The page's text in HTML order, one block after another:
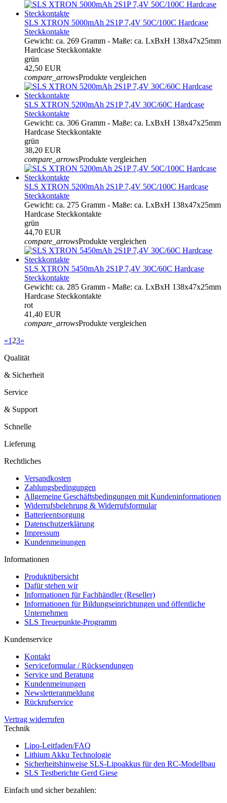
SLS XTRON 5000mAh 2S1P 7,4V 50C/100C Hardcase
Steckkontakte
Gewicht: ca. 269 Gramm - Maße: ca. LxBxH 138x47x25mm
Hardcase Steckkontakte
grün
42,50 EUR
compare_arrowsProdukte vergleichen
SLS XTRON 5200mAh 2S1P 7,4V 30C/60C Hardcase
Steckkontakte
Gewicht: ca. 306 Gramm - Maße: ca. LxBxH 138x47x25mm
Hardcase Steckkontakte
grün
38,20 EUR
compare_arrowsProdukte vergleichen
SLS XTRON 5200mAh 2S1P 7,4V 50C/100C Hardcase
Steckkontakte
Gewicht: ca. 275 Gramm - Maße: ca. LxBxH 138x47x25mm
Hardcase Steckkontakte
grün
44,70 EUR
compare_arrowsProdukte vergleichen
SLS XTRON 5450mAh 2S1P 7,4V 30C/60C Hardcase
Steckkontakte
Gewicht: ca. 285 Gramm - Maße: ca. LxBxH 138x47x25mm
Hardcase Steckkontakte
rot
41,40 EUR
compare_arrowsProdukte vergleichen
«1 23»
Qualität
& Sicherheit
Service
& Support
Schnelle
Lieferung
Rechtliches
Versandkosten
Zahlungsbedingungen
Allgemeine Geschäftsbedingungen mit Kundeninformationen
Widerrufsbelehrung & Widerrufsformular
Batterieentsorgung
Datenschutzerklärung
Impressum
Kundenmeinungen
Informationen
Produktübersicht
Dafür stehen wir
Informationen für Fachhändler (Reseller)
Informationen für Bildungseinrichtungen und öffentliche
Unternehmen
SLS Treuepunkte-Programm
Kundenservice
Kontakt
Serviceformular / Rücksendungen
Service und Beratung
Kundenmeinungen
Newsletteranmeldung
Rückrufservice
Vertrag widerrufen
Technik
Lipo-Leitfaden/FAQ
Lithium Akku Technologie
Sicherheitshinweise SLS-Lipoakkus für den RC-Modellbau
SLS Testberichte Gerd Giese
Einfach und sicher bezahlen: